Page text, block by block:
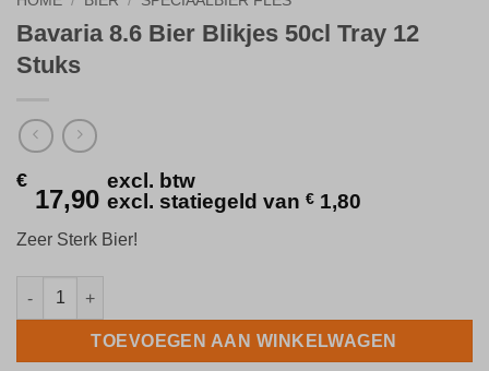
Bavaria 8.6 Bier Blikjes 50cl Tray 12
Stuks
€
17,90
excl. btw
excl. statiegeld van € 1,80
Zeer Sterk Bier!
Bavaria 8.6 Bier Blikjes 50cl Tray 12 Stuks aantal
TOEVOEGEN AAN WINKELWAGEN